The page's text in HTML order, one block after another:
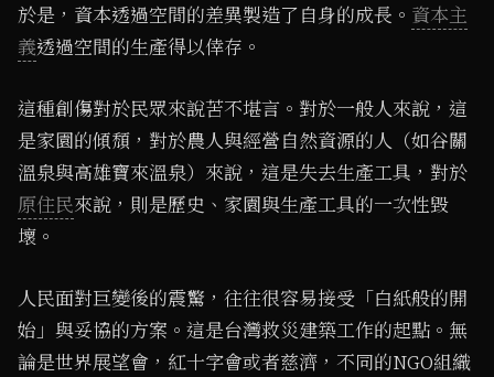
於是，資本透過空間的差異製造了自身的成長。 資本主
義透過空間的生產得以倖存。
這種創傷對於民眾來說苦不堪言。對於一般人來說，這
是家園的傾頹，對於農人與經營自然資源的人（如谷關
溫泉與高雄寶來溫泉）來說，這是失去生產工具，對於
原住民來說，則是歷史、家園與生產工具的一次性毀
壞。
人民面對巨變後的震驚，往往很容易接受「白紙般的開
始」與妥協的方案。這是台灣救災建築工作的起點。無
論是世界展望會，紅十字會或者慈濟，不同的NGO組織